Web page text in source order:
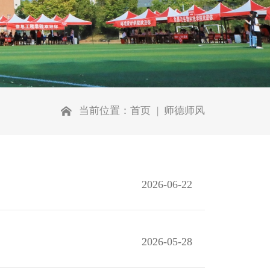
当前位置： 首页 师德师风
2026-06-22
2026-05-28